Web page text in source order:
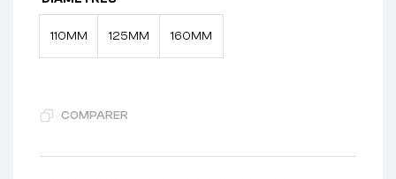
110MM 125MM 160MM
COMPARER